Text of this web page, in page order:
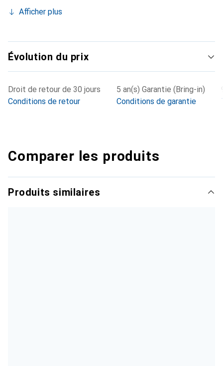
Afficher plus
Évolution du prix
Droit de retour de 30 jours
Conditions de retour
5 an(s) Garantie (Bring-in)
Conditions de garantie
Comparer les produits
Produits similaires